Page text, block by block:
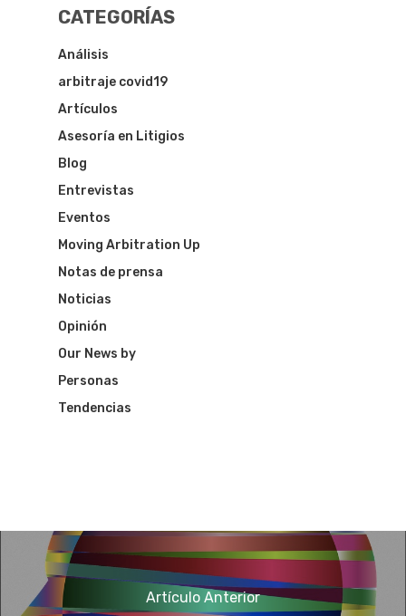
CATEGORÍAS
Análisis
arbitraje covid19
Artículos
Asesoría en Litigios
Blog
Entrevistas
Eventos
Moving Arbitration Up
Notas de prensa
Noticias
Opinión
Our News by
Personas
Tendencias
Artículo Anterior